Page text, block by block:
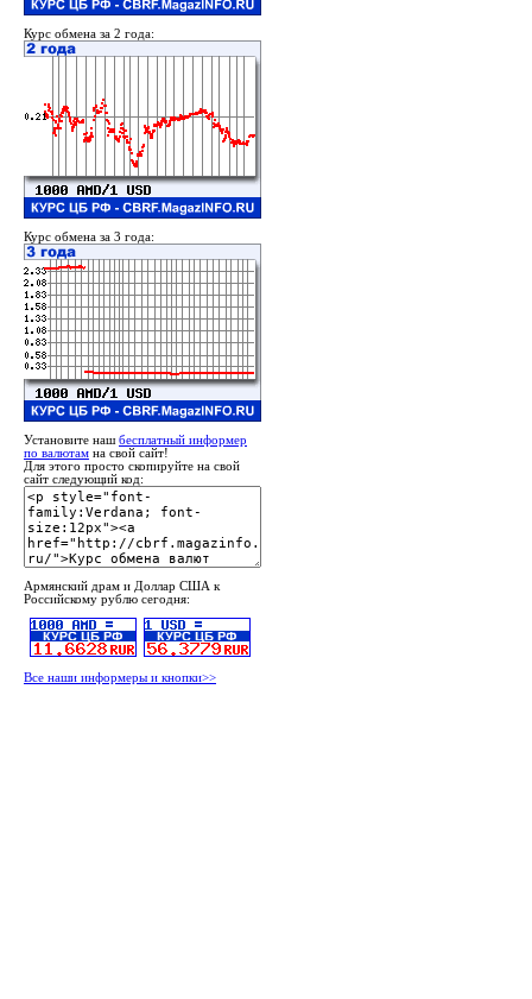
Курс обмена за 2 года:
Курс обмена за 3 года:
Установите наш бесплатный информер
по валютам на свой сайт!
Для этого просто скопируйте на свой
сайт следующий код:
Армянский драм и Доллар США к
Российскому рублю сегодня:
Все наши информеры и кнопки>>